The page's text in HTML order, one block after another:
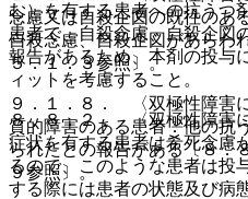
念慮又は自殺企図の既往のあ
自殺念慮、自殺企図があらわ
５．１．３参照〕。
９．１．８． 〈双極性障害
質的障害のある患者：他の抗
られたとの報告がある〔８．
９参照〕。
む）を有する患者への抗うつ
患者で、自殺念慮、自殺企図
報告があるため、本剤の投与
ィットを考慮すること。
８．８．２． 〈双極性障害
症状を有する患者は希死念慮
るので、このような患者は投
する際には患者の状態及び病